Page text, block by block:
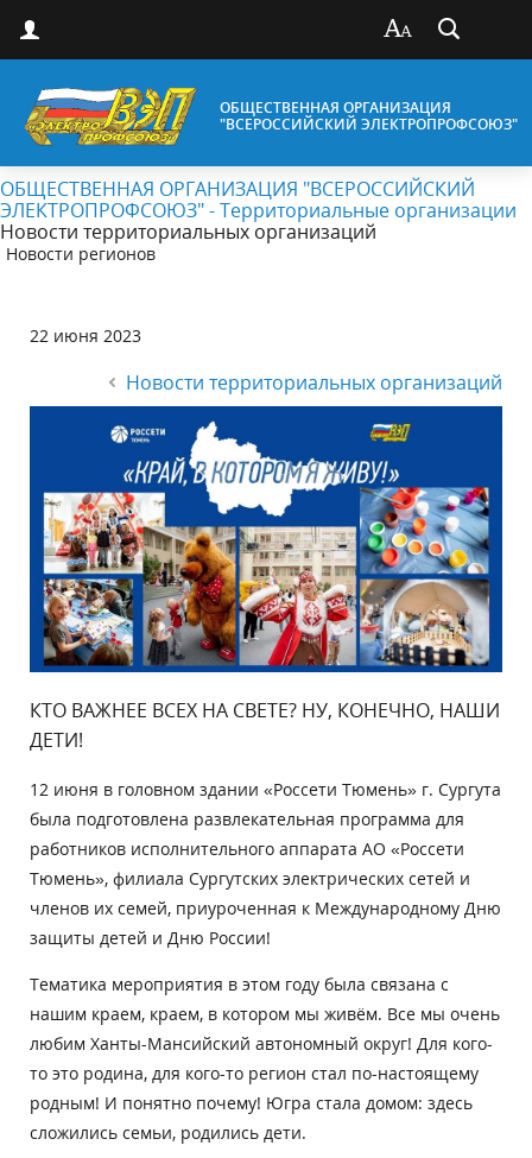
ОБЩЕСТВЕННАЯ ОРГАНИЗАЦИЯ
"ВСЕРОССИЙСКИЙ ЭЛЕКТРОПРОФСОЮЗ"
ОБЩЕСТВЕННАЯ ОРГАНИЗАЦИЯ "ВСЕРОССИЙСКИЙ
ЭЛЕКТРОПРОФСОЮЗ" - Территориальные организации
Новости территориальных организаций
Новости регионов
22 июня 2023
Новости территориальных организаций
КТО ВАЖНЕЕ ВСЕХ НА СВЕТЕ? НУ, КОНЕЧНО, НАШИ
ДЕТИ!
12 июня в головном здании «Россети Тюмень» г. Сургута
была подготовлена развлекательная программа для
работников исполнительного аппарата АО «Россети
Тюмень», филиала Сургутских электрических сетей и
членов их семей, приуроченная к Международному Дню
защиты детей и Дню России!
Тематика мероприятия в этом году была связана с
нашим краем, краем, в котором мы живём. Все мы очень
любим Ханты-Мансийский автономный округ! Для кого-
то это родина, для кого-то регион стал по-настоящему
родным! И понятно почему! Югра стала домом: здесь
сложились семьи, родились дети.